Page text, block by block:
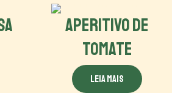
APERITIVO DE
TOMATE
Leia mais